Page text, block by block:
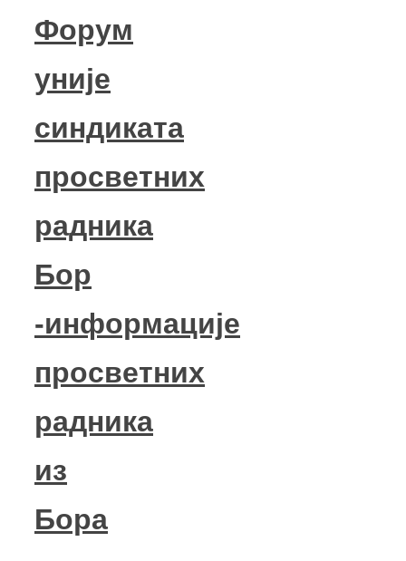
Форум
уније
синдиката
просветних
радника
Бор
-информације
просветних
радника
из
Бора